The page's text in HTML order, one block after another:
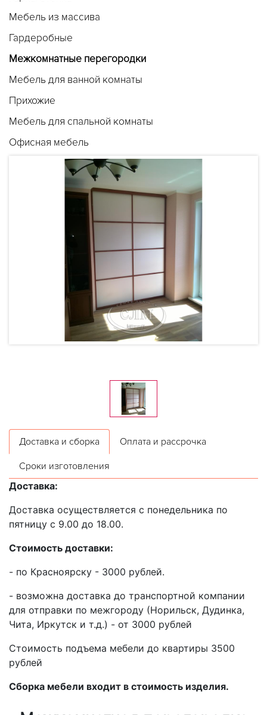
Мебель из массива
Гардеробные
Межкомнатные перегородки
Мебель для ванной комнаты
Прихожие
Мебель для спальной комнаты
Офисная мебель
Доставка и сборка Оплата и рассрочка
Сроки изготовления
Доставка:
Доставка осуществляется с понедельника по
пятницу с 9.00 до 18.00.
Стоимость доставки:
- по Красноярску - 3000 рублей.
- возможна доставка до транспортной компании
для отправки по межгороду (Норильск, Дудинка,
Чита, Иркутск и т.д.) - от 3000 рублей
Стоимость подъема мебели до квартиры 3500
рублей
Сборка мебели входит в стоимость изделия.